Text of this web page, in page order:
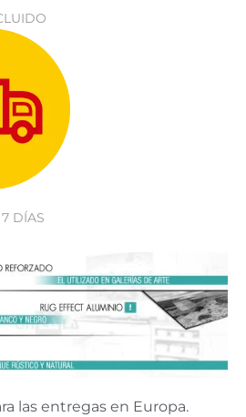
DÍAS
las entregas en Europa.